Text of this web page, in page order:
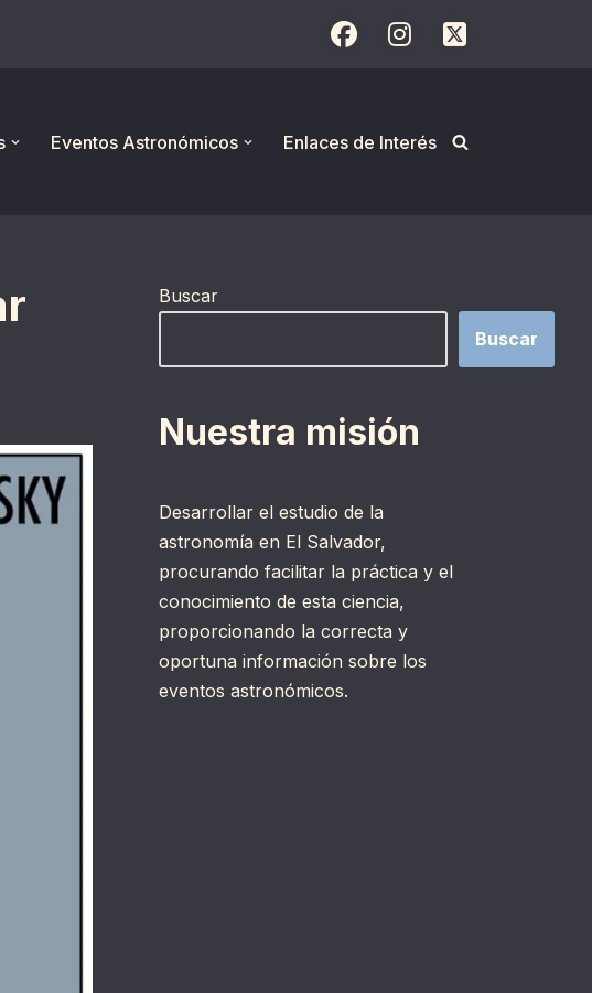
Eventos Astronómicos Enlaces de Interés
Buscar
Buscar
Nuestra misión
Desarrollar el estudio de la
astronomía en El Salvador,
procurando facilitar la práctica y el
conocimiento de esta ciencia,
proporcionando la correcta y
oportuna información sobre los
eventos astronómicos.